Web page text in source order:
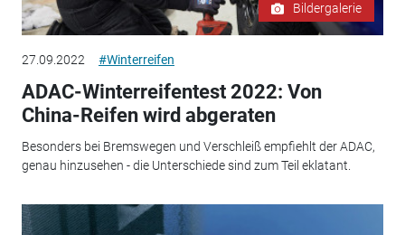
Bildergalerie
27.09.2022 #Winterreifen
ADAC-Winterreifentest 2022: Von
China-Reifen wird abgeraten
Besonders bei Bremswegen und Verschleiß empfiehlt der ADAC,
genau hinzusehen - die Unterschiede sind zum Teil eklatant.